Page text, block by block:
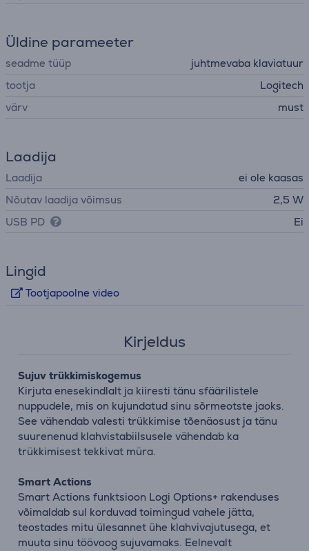
Üldine parameeter
seadme tüüp
juhtmevaba klaviatuur
tootja
Logitech
värv
must
Laadija
Laadija
ei ole kaasas
Nõutav laadija võimsus
2,5 W
USB PD
Ei
Lingid
Tootjapoolne video
Kirjeldus
Sujuv trükkimiskogemus
Kirjuta enesekindlalt ja kiiresti tänu sfäärilistele
nuppudele, mis on kujundatud sinu sõrmeotste jaoks.
See vähendab valesti trükkimise tõenäosust ja tänu
suurenenud klahvistabiilsusele vähendab ka
trükkimisest tekkivat müra.
Smart Actions
Smart Actions funktsioon Logi Options+ rakenduses
võimaldab sul korduvad toimingud vahele jätta,
teostades mitu ülesannet ühe klahvivajutusega, et
muuta sinu töövoog sujuvamaks. Eelnevalt